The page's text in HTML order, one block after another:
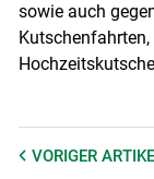
sowie auch
VORIGER